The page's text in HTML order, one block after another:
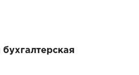
бухгалтерская